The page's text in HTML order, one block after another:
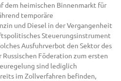
dem heimischen Binnenmarkt für
temporäre
und Diesel in der Vergangenheit
Steuerungsinstrument
Ausfuhrverbot den Sektor des
Föderation zum ersten
sind lediglich
im Zollverfahren befinden,